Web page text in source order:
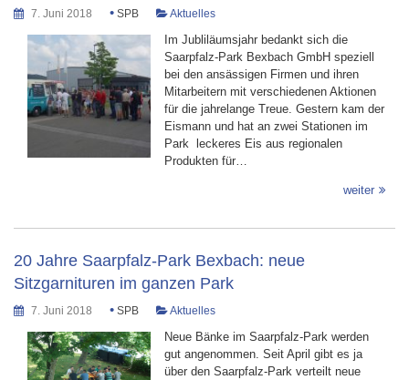
7. Juni 2018 • SPB Aktuelles
Im Jubliläumsjahr bedankt sich die
Saarpfalz-Park Bexbach GmbH speziell
bei den ansässigen Firmen und ihren
Mitarbeitern mit verschiedenen Aktionen
für die jahrelange Treue. Gestern kam der
Eismann und hat an zwei Stationen im
Park leckeres Eis aus regionalen
Produkten für…
weiter
20 Jahre Saarpfalz-Park Bexbach: neue
Sitzgarnituren im ganzen Park
7. Juni 2018 • SPB Aktuelles
Neue Bänke im Saarpfalz-Park werden
gut angenommen. Seit April gibt es ja
über den Saarpfalz-Park verteilt neue